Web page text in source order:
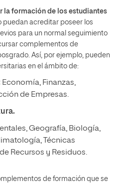
la formación de los estudiantes
puedan acreditar poseer los
para un normal seguimiento
complementos de
Así, por ejemplo, pueden
en el ámbito de:
Economía, Finanzas,
de Empresas.
Geografía, Biología,
Técnicas
Recursos y Residuos.
de formación que se